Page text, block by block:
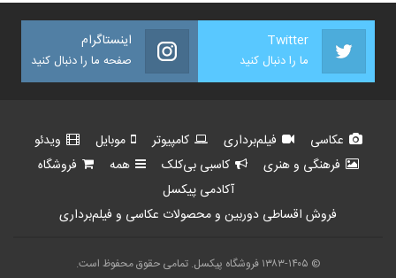
Twitter
ما را دنبال کنید
اینستاگرام
صفحه ما را دنبال کنید
عکاسی فیلم‌برداری کامپیوتر موبایل
ویدئو
فرهنگی و هنری
کاسبی بی‌کلک همه
فروشگاه
آکادمی پیکسل
فروش اقساطی دوربین و محصولات عکاسی و فیلم‌برداری
© ۱۳۸۳-۱۴۰۵ فروشگاه پیکسل. تمامی حقوق محفوظ است.